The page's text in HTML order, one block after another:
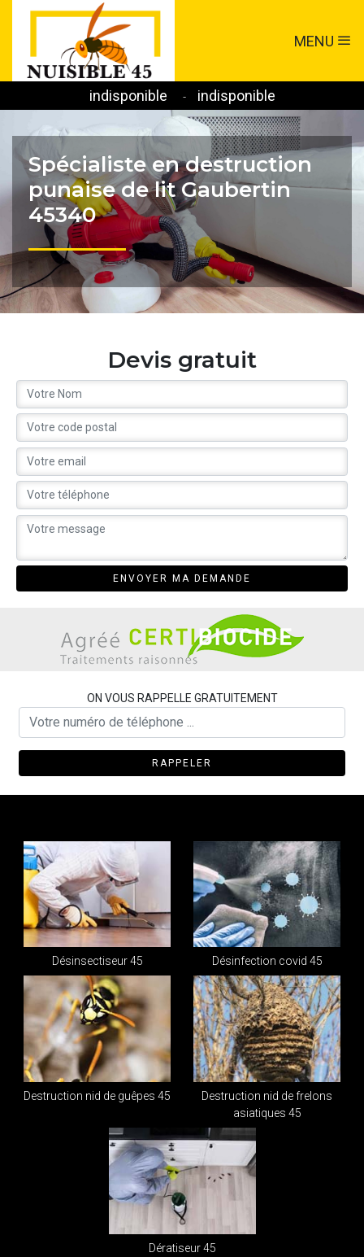
MENU
indisponible - indisponible
Spécialiste en destruction
punaise de lit Gaubertin
45340
Devis gratuit
ON VOUS RAPPELLE GRATUITEMENT
Désinsectiseur 45 Désinfection covid 45
Destruction nid de guêpes 45
Destruction nid de frelons
asiatiques 45
Dératiseur 45